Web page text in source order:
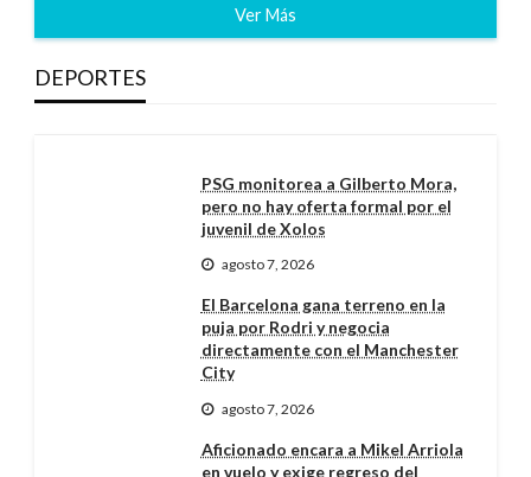
Ver Más
DEPORTES
PSG monitorea a Gilberto Mora,
pero no hay oferta formal por el
juvenil de Xolos
agosto 7, 2026
El Barcelona gana terreno en la
puja por Rodri y negocia
directamente con el Manchester
City
agosto 7, 2026
Aficionado encara a Mikel Arriola
en vuelo y exige regreso del